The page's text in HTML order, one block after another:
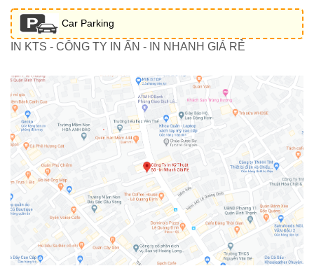
Car Parking
IN KTS - CÔNG TY IN ẤN - IN NHANH GIÁ RẺ